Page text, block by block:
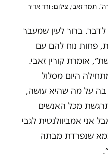
תמר זאבי, צילום: ורד אדיר
לדבר. ברור לעין שמעבר
פחות נוח להם עם
אומרת קורין זאבי.
היום מסלול
בה על מה שהיא עושה,
מכל האנשים
אני אמביוולנטית לגבי
שנפרדת מבתה